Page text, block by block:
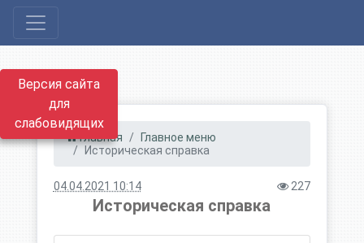
Версия сайта
для
слабовидящих
Главная
Главное меню
Историческая справка
04.04.2021 10:14 227
Историческая справка